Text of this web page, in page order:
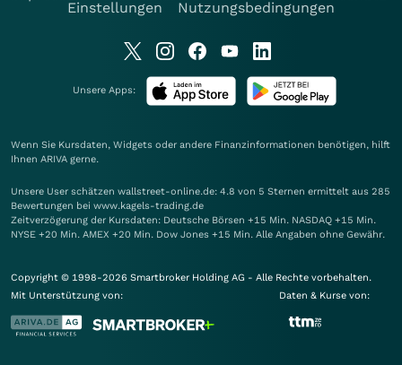
Einstellungen
Nutzungsbedingungen
Unsere Apps:
Wenn Sie Kursdaten, Widgets oder andere Finanzinformationen benötigen, hilft
Ihnen ARIVA gerne.
Unsere User schätzen wallstreet-online.de: 4.8 von 5 Sternen ermittelt aus 285
Bewertungen bei www.kagels-trading.de
Zeitverzögerung der Kursdaten: Deutsche Börsen +15 Min. NASDAQ +15 Min.
NYSE +20 Min. AMEX +20 Min. Dow Jones +15 Min. Alle Angaben ohne Gewähr.
Copyright © 1998-2026 Smartbroker Holding AG - Alle Rechte vorbehalten.
Mit Unterstützung von:
Daten & Kurse von: